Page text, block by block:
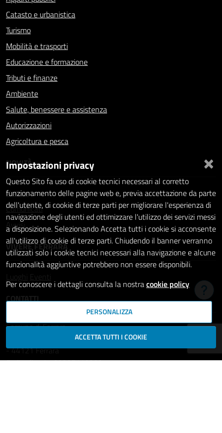
Catasto e urbanistica
Turismo
Mobilità e trasporti
Educazione e formazione
Tributi e finanze
Ambiente
Salute, benessere e assistenza
Autorizzazioni
Agricoltura e pesca
NOVITÀ
Notizie
Comunicati
Avvisi
VIVERE FERRARA
Luoghi
Eventi
CONTATTI
Comune di Ferrara
Piazza del Municipio, 2
- 44121 Ferrara
Codice fiscale: 00297110389
×
Impostazioni privacy
Questo Sito fa uso di cookie tecnici necessari al corretto
funzionamento delle pagine web e, previa accettazione da parte
dell'utente, di cookie di terze parti per migliorare l'esperienza di
navigazione degli utenti ed ottimizzare l'utilizzo dei servizi messi
a disposizione. Selezionando Accetta tutti i cookie si acconsente
all'utilizzo di cookie di terze parti. Chiudendo il banner verranno
utilizzati solo i cookie tecnici necessari alla navigazione e alcune
funzionalità aggiuntive potrebbero non essere disponibili.
Per conoscere i dettagli consulta la nostracookie policy
PERSONALIZZA
ACCETTA TUTTI I COOKIE
Hai